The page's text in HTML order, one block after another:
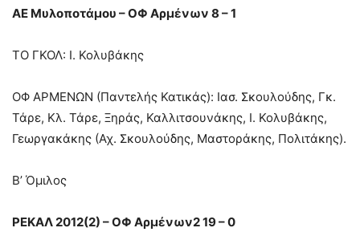
ΑΕ Μυλοποτάμου – ΟΦ Αρμένων 8 – 1
ΤΟ ΓΚΟΛ: Ι. Κολυβάκης
ΟΦ ΑΡΜΕΝΩΝ (Παντελής Κατικάς): Ιασ. Σκουλούδης, Γκ.
Τάρε, Κλ. Τάρε, Ξηράς, Καλλιτσουνάκης, Ι. Κολυβάκης,
Γεωργακάκης (Αχ. Σκουλούδης, Μαστοράκης, Πολιτάκης).
Β’ Όμιλος
ΡΕΚΑΛ 2012(2) – ΟΦ Αρμένων2 19 – 0